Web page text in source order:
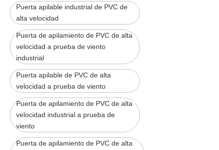
Puerta apilable industrial de PVC de
alta velocidad
Puerta de apilamiento de PVC de alta
velocidad a prueba de viento
industrial
Puerta apilable de PVC de alta
velocidad a prueba de viento
Puerta de apilamiento de PVC de alta
velocidad industrial a prueba de
viento
Puerta de apilamiento de PVC de alta